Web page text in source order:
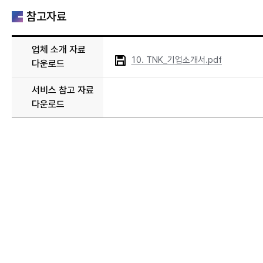
참고자료
업체 소개 자료
다운로드
10. TNK_기업소개서.pdf
서비스 참고 자료
다운로드